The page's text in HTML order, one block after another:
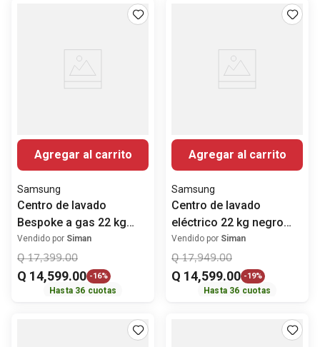
Agregar al carrito
Samsung
Centro de lavado
Bespoke a gas 22 kg
Inverter
WH22DBH570PVAP
Samsung
Vendido por Siman
Q 17,399.00
Q 14,599.00 -16%
Hasta 36 cuotas
Agregar al carrito
Samsung
Centro de lavado
eléctrico 22 kg negro
Samsung Bespoke
WH22DBH570EVAP
Vendido por Siman
Q 17,949.00
Q 14,599.00 -19%
Hasta 36 cuotas